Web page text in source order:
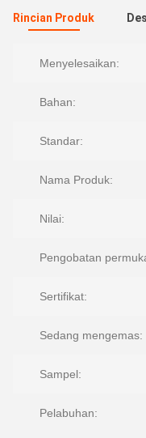
Rincian Produk
Menyelesaikan:
Bahan:
Standar:
Nama Produk:
Nilai:
Pengobatan
Sertifikat:
Sedang mengemas:
Sampel:
Pelabuhan: